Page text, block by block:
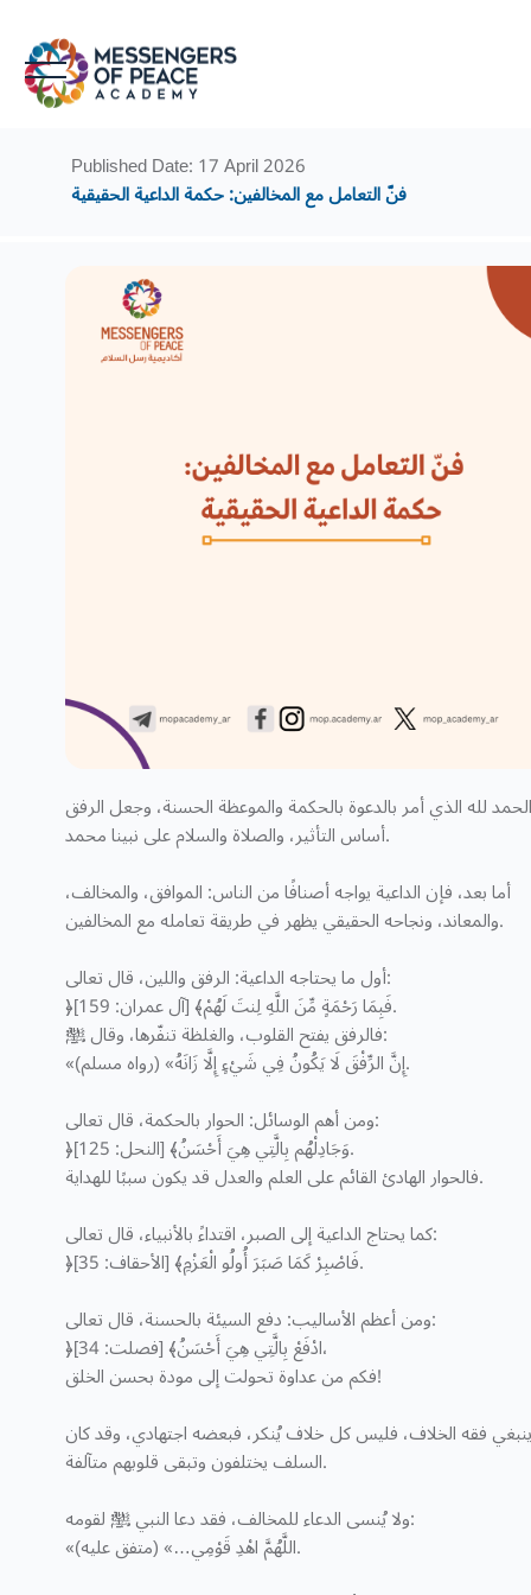
Blocks
BlocksPublished Date: 17 April 2026
فنّ التعامل مع المخالفين: حكمة الداعية الحقيقية
الحمد لله الذي أمر بالدعوة بالحكمة والموعظة الحسنة، وجعل الرفق
أساس التأثير، والصلاة والسلام على نبينا محمد.
أما بعد، فإن الداعية يواجه أصنافًا من الناس: الموافق، والمخالف،
والمعاند، ونجاحه الحقيقي يظهر في طريقة تعامله مع المخالفين.
أول ما يحتاجه الداعية: الرفق واللين، قال تعالى:
﴿فَبِمَا رَحْمَةٍ مِّنَ اللَّهِ لِنتَ لَهُمْ﴾ [آل عمران: 159].
فالرفق يفتح القلوب، والغلظة تنفّرها، وقال ﷺ:
«إِنَّ الرِّفْقَ لَا يَكُونُ فِي شَيْءٍ إِلَّا زَانَهُ» (رواه مسلم).
ومن أهم الوسائل: الحوار بالحكمة، قال تعالى:
﴿وَجَادِلْهُم بِالَّتِي هِيَ أَحْسَنُ﴾ [النحل: 125].
فالحوار الهادئ القائم على العلم والعدل قد يكون سببًا للهداية.
كما يحتاج الداعية إلى الصبر، اقتداءً بالأنبياء، قال تعالى:
﴿فَاصْبِرْ كَمَا صَبَرَ أُولُو الْعَزْمِ﴾ [الأحقاف: 35].
ومن أعظم الأساليب: دفع السيئة بالحسنة، قال تعالى:
﴿ادْفَعْ بِالَّتِي هِيَ أَحْسَنُ﴾ [فصلت: 34]،
فكم من عداوة تحولت إلى مودة بحسن الخلق!
فقه الخلاف، فليس كل خلاف يُنكر، فبعضه اجتهادي، وقد كان
السلف يختلفون وتبقى قلوبهم متآلفة.
ولا يُنسى الدعاء للمخالف، فقد دعا النبي ﷺ لقومه:
«اللَّهُمَّ اهْدِ قَوْمِي…» (متفق عليه).